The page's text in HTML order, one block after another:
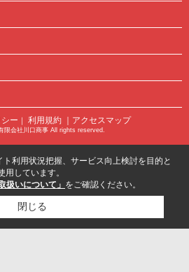
ー ｜ 利用規約 ｜アクセスマップ
限会社川口商事 All rights reserved.
利用状況把握、サービス向上検討を目的と
しています。
扱いについて」 をご確認ください。
閉じる